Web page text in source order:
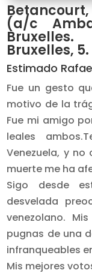
(a/c
Bruxelles,
Estimado
Fue un gesto
motivo de la
Fue mi amigo
leales
Venezuela, y no
muerte me ha
Sigo desde
desvelada
venezolano.
pugnas de una
infranqueables
Mis mejores